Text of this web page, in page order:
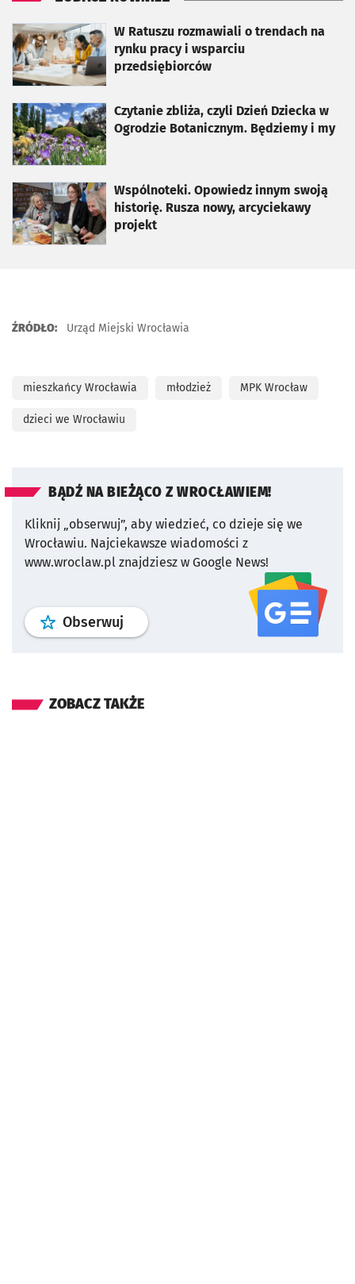
W Ratuszu rozmawiali o trendach na
rynku pracy i wsparciu
przedsiębiorców
otworzy się w nowej karcie
Czytanie zbliża, czyli Dzień Dziecka w
Ogrodzie Botanicznym. Będziemy i my
otworzy się w nowej karcie
Wspólnoteki. Opowiedz innym swoją
historię. Rusza nowy, arcyciekawy
projekt
otworzy się w nowej karcie
ŹRÓDŁO: Urząd Miejski Wrocławia
mieszkańcy Wrocławia młodzież MPK Wrocław
dzieci we Wrocławiu
BĄDŹ NA BIEŻĄCO Z WROCŁAWIEM!
Kliknij „obserwuj”, aby wiedzieć, co dzieje się we
Wrocławiu. Najciekawsze wiadomości z
www.wroclaw.pl znajdziesz w Google News!
Obserwuj profil serwisu
ZOBACZ TAKŻE